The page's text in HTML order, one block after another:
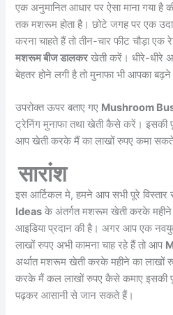
एक अनुमानित आधार पर ऐसा माना गया है
तक मशरूम होता है। छोटे जगह पर एक
करना चाहते हैं तो तीन-चार फीट चौड़ा
मशरूम बीज डालकरखेती करें। धीरे-धीरे
बेहतर होने लगी है तो मुनाफा भी आपका
उपरोक्त ऊपर बताए गए Mushroom
ट्रेनिंग मुनाफा तथा खेती कैसे करें। इसकी
आप खेती करके मैं का लाखों रुपए कमा
सारांश
इस आर्टिकल मे, हमने आप सभी पूरे विस्तार
Ideas के अंतर्गत मशरूम खेती करके महीने
आइडिया प्रदान की है। अगर आप एक
लाखों रुपए अभी कामना चाह रहे हैं तो आप
अर्थात मशरूम खेती करके महीने का
करके मैं कल लाखों रुपए कैसे कमाए इसकी
पढ़कर आसानी से जान सकते हैं।